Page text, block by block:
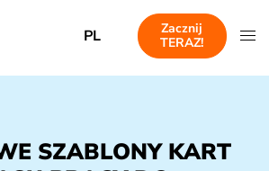
PL
Zacznij
TERAZ!
SZABLONY KART